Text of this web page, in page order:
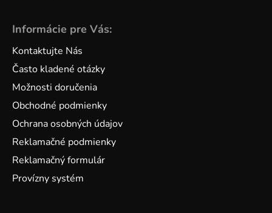
Informácie pre Vás:
Kontaktujte Nás
Často kladené otázky
Možnosti doručenia
Obchodné podmienky
Ochrana osobných údajov
Reklamačné podmienky
Reklamačný formulár
Provízny systém